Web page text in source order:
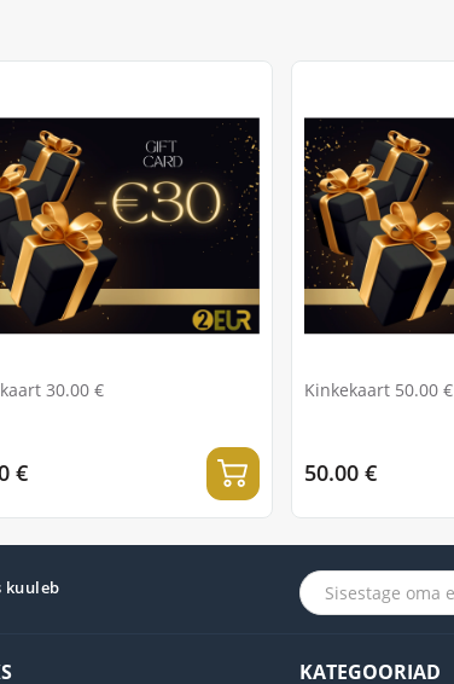
30.00 €
€
Kinkekaart 50.00 €
50.00 €
kuuleb
KATEGOORIAD